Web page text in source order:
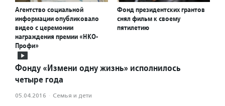
Агентство социальной
информации опубликовало
видео с церемонии
награждения премии «НКО-
Профи»
Фонд президентских грантов
снял фильм к своему
пятилетию
Фонду «Измени одну жизнь» исполнилось
четыре года
05.04.2016 · Семья и дети